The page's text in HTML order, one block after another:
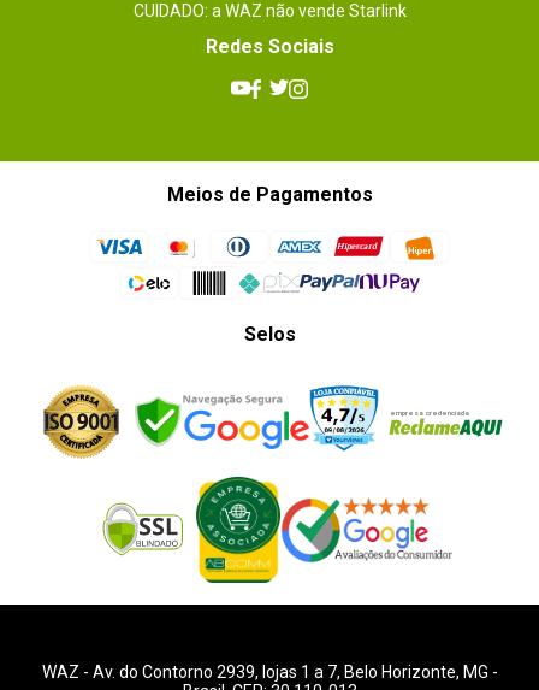
CUIDADO: a WAZ não vende Starlink
Redes Sociais
Meios de Pagamentos
Selos
WAZ - Av. do Contorno 2939, lojas 1 a 7, Belo Horizonte, MG -